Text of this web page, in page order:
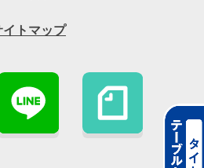
イトマップ